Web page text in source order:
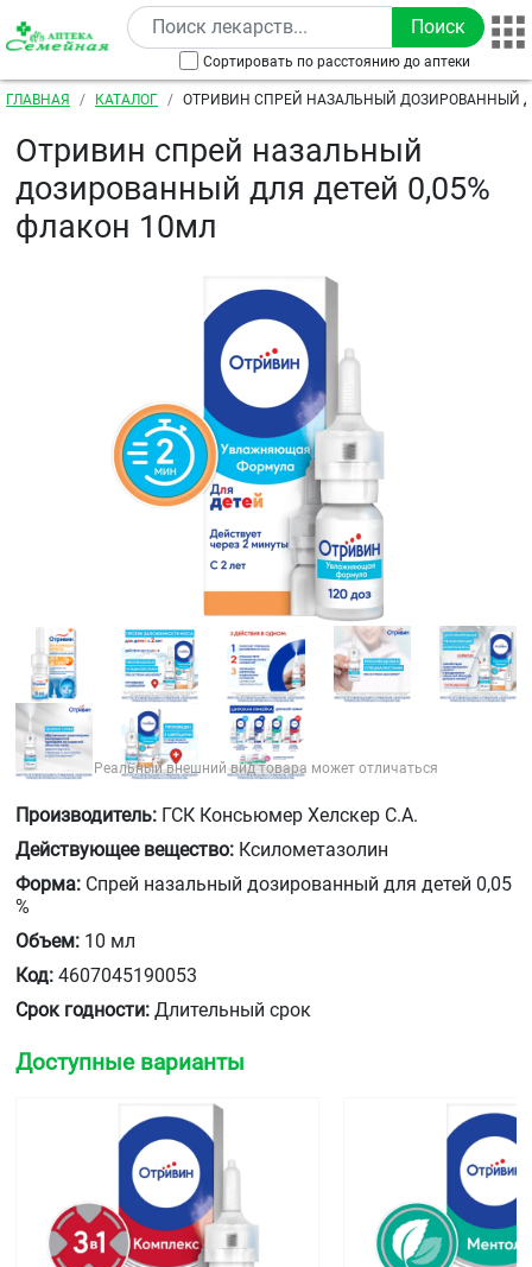
Перейти к основному содержанию
Сортировать по расстоянию до аптеки
Строка навигации
ГЛАВНАЯ КАТАЛОГ
ОТРИВИН СПРЕЙ НАЗАЛЬНЫЙ ДОЗИРОВАННЫЙ
Отривин спрей назальный
дозированный для детей 0,05%
флакон 10мл
Реальный внешний вид товара может отличаться
Производитель: ГСК Консьюмер Хелскер С.А.
Действующее вещество: Ксилометазолин
Форма: Спрей назальный дозированный для детей 0,05
%
Объем: 10 мл
Код: 4607045190053
Срок годности: Длительный срок
Доступные варианты